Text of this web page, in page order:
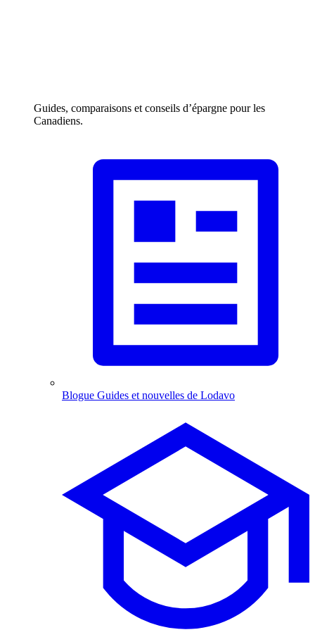
Guides, comparaisons et conseils d’épargne pour les
Canadiens.
Blogue Guides et nouvelles de Lodavo